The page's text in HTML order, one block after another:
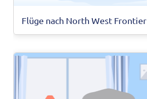
Flüge nach North West Frontier